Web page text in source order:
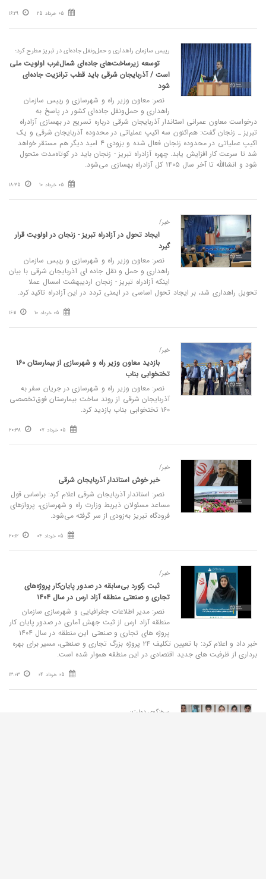
05 خرداد 25 16:29
رییس سازمان راهداری و حمل‌ونقل جاده‌ای در تبریز مطرح کرد؛
توسعه زیرساخت‌های جاده‌ای شمال‌غرب اولویت ملی
است / آذربایجان شرقی باید قطب ترانزیت جاده‌ای
شود
نصر: معاون وزیر راه و شهرسازی و رییس سازمان
راهداری و حمل‌ونقل جاده‌ای کشور در پاسخ به
درخواست معاون عمرانی استاندار آذربایجان شرقی درباره تسریع در بهسازی آزادراه
تبریز ـ زنجان گفت: هم‌اکنون سه اکیپ عملیاتی در محدوده آذربایجان شرقی و یک
اکیپ عملیاتی در محدوده زنجان فعال شده و بزودی ۴ امید دیگر هم مستقر خواهد
شد تا سرعت کار افزایش یابد. چهره آزادراه تبریز - زنجان باید در کوتاه‌مدت متحول
شود و انشاالله تا آخر سال ۱۴۰۵ کل آزادراه بهسازی می‌شود.
05 خرداد 10 18:35
خبر/
ایجاد تحول در آزادراه تبریز - زنجان در اولویت قرار
گیرد
نصر: معاون وزیر راه و شهرسازی و رییس سازمان
راهداری و حمل و نقل جاده ای آذربایجان شرقی با بیان
اینکه آزادراه تبریز - زنجان اردیبهشت امسال عملا
تحویل راهداری شد، بر ایجاد تحول اساسی در ایمنی تردد در این آزادراه تاکید کرد.
05 خرداد 10 16:11
خبر/
بازدید معاون وزیر راه و شهرسازی از بیمارستان ۱۶۰
تختخوابی بناب
نصر: معاون وزیر راه و شهرسازی در جریان سفر به
آذربایجان شرقی از روند ساخت بیمارستان فوق‌تخصصی
۱۶۰ تختخوابی بناب بازدید کرد.
05 خرداد 07 20:38
خبر/
خبر خوش استاندار آذربایجان شرقی
نصر: استاندار آذربایجان شرقی اعلام کرد: براساس قول
مساعد مسئولان ذیربط وزارت راه و شهرسازی، پروازهای
فرودگاه تبریز به‌زودی از سر گرفته می‌شود.
05 خرداد 04 20:12
خبر/
ثبت رکورد بی‌سابقه در صدور پایان‌کار پروژه‌های
تجاری و صنعتی منطقه آزاد ارس در سال ۱۴۰۴
نصر: مدیر اطلاعات جغرافیایی و شهرسازی سازمان
منطقه آزاد ارس از ثبت جهش آماری در صدور پایان ‌کار
پروژه‌ های تجاری و صنعتی این منطقه در سال ۱۴۰۴
خبر داد و اعلام کرد: با تعیین‌ تکلیف ۲۴ پروژه بزرگ تجاری و صنعتی، مسیر برای بهره‌
برداری از ظرفیت‌ های جدید اقتصادی در این منطقه هموار شده است.
05 خرداد 04 13:03
سخنگوی دولت: